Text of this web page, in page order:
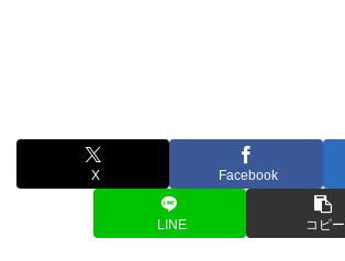
X Facebook
LINE コピー